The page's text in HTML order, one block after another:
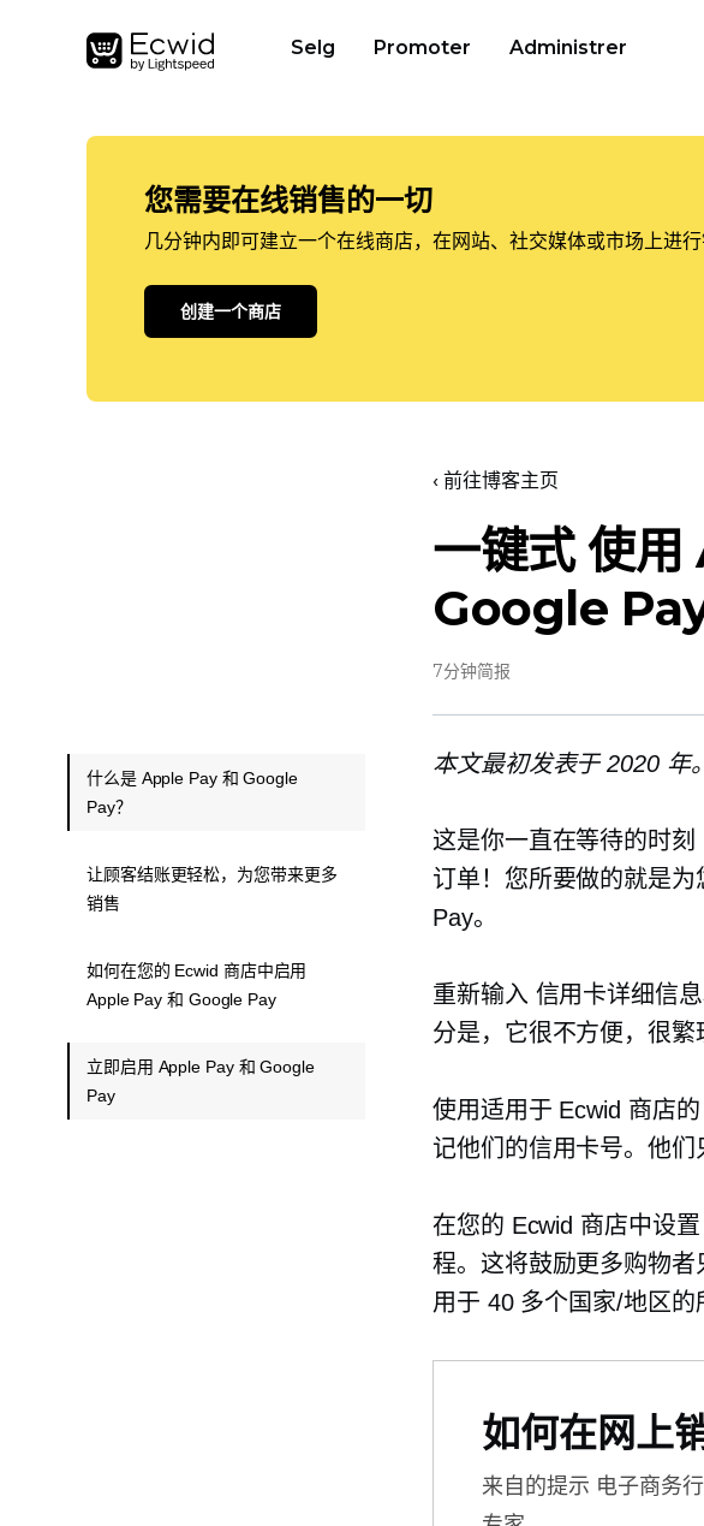
Selg Promoter Administrer
您需要在线销售的一切
几分钟内即可建立一个在线商店，在网站、社交媒体或市场上进行
创建一个商店
‹ 前往博客主页
一键式使用
Google
7分钟简报
本文最初发表于 2020 年
这是你一直在等待的时刻
订单！您所要做的就是
Pay。
重新输入 信用卡详细信
分是，它很不方便，很繁
使用适用于 Ecwid 商店
记他们的信用卡号。他们
在您的 Ecwid 商店中设
程。这将鼓励更多购物
用于 40 多个国家/地区的
如何在网上
来自的提示 电子商务
什么是 Apple Pay 和 Google
Pay？
让顾客结账更轻松，为您带来更多
销售
如何在您的 Ecwid 商店中启用
Apple Pay 和 Google Pay
立即启用 Apple Pay 和 Google
Pay